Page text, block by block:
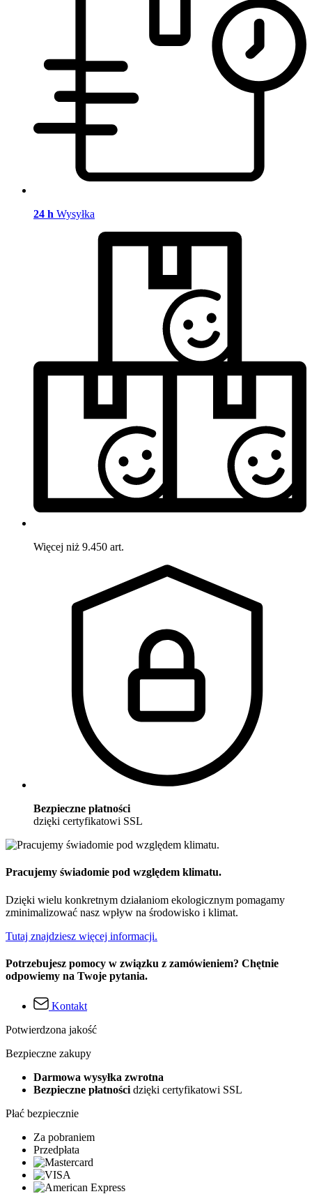
24 h Wysyłka
Więcej niż 9.450 art.
Bezpieczne płatności
dzięki certyfikatowi SSL
Pracujemy świadomie pod względem klimatu.
Dzięki wielu konkretnym działaniom ekologicznym pomagamy
zminimalizować nasz wpływ na środowisko i klimat.
Tutaj znajdziesz więcej informacji.
Potrzebujesz pomocy w związku z zamówieniem? Chętnie
odpowiemy na Twoje pytania.
Kontakt
Potwierdzona jakość
Bezpieczne zakupy
Darmowa wysyłka zwrotna
Bezpieczne płatności dzięki certyfikatowi SSL
Płać bezpiecznie
Za pobraniem
Przedpłata